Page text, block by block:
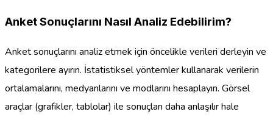
Anket Sonuçlarını Nasıl Analiz Edebilirim?
Anket sonuçlarını analiz etmek için öncelikle verileri derleyin ve
kategorilere ayırın. İstatistiksel yöntemler kullanarak verilerin
ortalamalarını, medyanlarını ve modlarını hesaplayın. Görsel
araçlar (grafikler, tablolar) ile sonuçları daha anlaşılır hale